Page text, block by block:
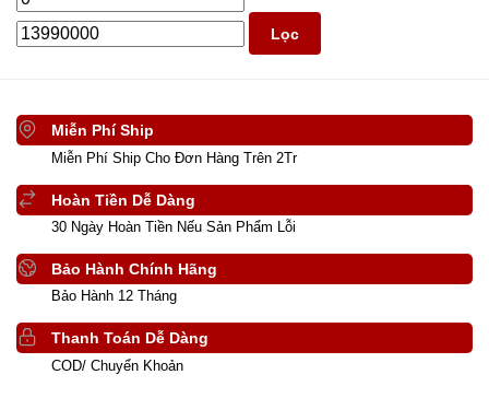
Lọc
Miễn Phí Ship
Miễn Phí Ship Cho Đơn Hàng Trên 2Tr
Hoàn Tiền Dễ Dàng
30 Ngày Hoàn Tiền Nếu Sản Phẩm Lỗi
Bảo Hành Chính Hãng
Bảo Hành 12 Tháng
Thanh Toán Dễ Dàng
COD/ Chuyển Khoản